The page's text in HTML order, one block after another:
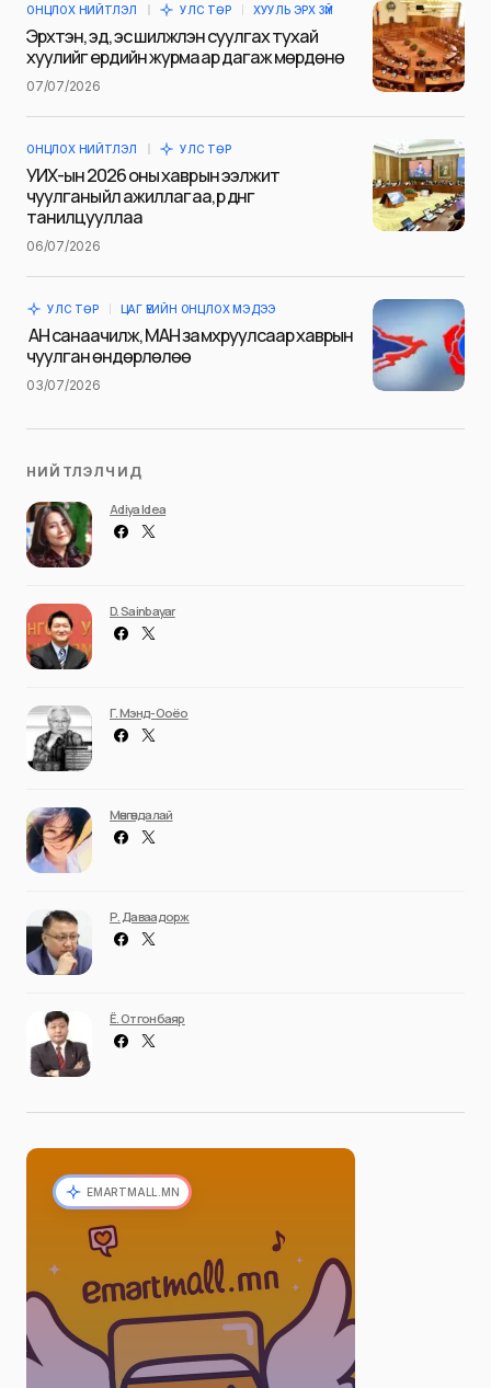
Сэтгэгдэл*
time I comment.
Илгээх
ОНЦЛОХ НИЙТЛЭЛ УЛС ТӨР ХУУЛЬ ЭРХ ЗҮЙ
Эрхтэн, эд, эс шилжүүлэн суулгах тухай
хуулийг ердийн журмаар дагаж мөрдөнө
07/07/2026
ОНЦЛОХ НИЙТЛЭЛ УЛС ТӨР
УИХ-ын 2026 оны хаврын ээлжит
чуулганы үйл ажиллагаа, үр дүнг
танилцууллаа
06/07/2026
УЛС ТӨР ЦАГ ҮЕИЙН ОНЦЛОХ МЭДЭЭ
АН санаачилж, МАН замхруулсаар хаврын
чуулган өндөрлөлөө
03/07/2026
НИЙТЛЭЛЧИД
Adiya Idea
D. Sainbayar
Г. Мэнд-Ооёо
Мөнгөндалай
Р. Даваадорж
Ё. Отгонбаяр
EMARTMALL.MN